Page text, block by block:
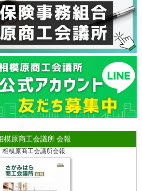
模原商工会議所 会報
相模原商工会議所会報